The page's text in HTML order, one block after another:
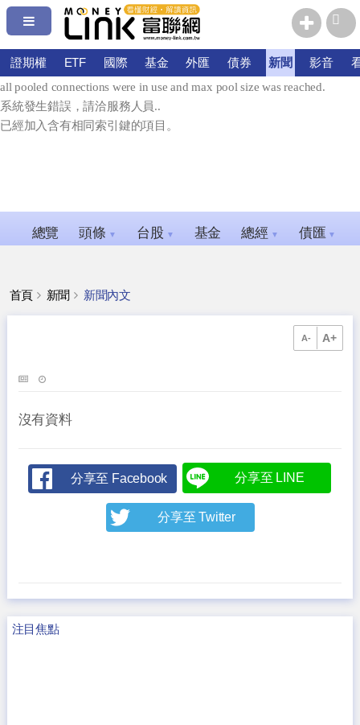
系統發生錯誤，請洽服務人員.
error connecting: Timeout expired. The timeout period elapsed prior to
obtaining a connection from the pool. This may have occurred because
all pooled connections were in use and max pool size was reached.
系統發生錯誤，請洽服務人員..
已經加入含有相同索引鍵的項目。
證期權 ETF 國際 基金 外匯 債券 新聞 影音
總覽 頭條 ▼ 台股 ▼ 基金 總經 ▼ 債匯 ▼
首頁 新聞 新聞內文
A- A+
沒有資料
分享至 Facebook 分享至 LINE
分享至 Twitter
注目焦點